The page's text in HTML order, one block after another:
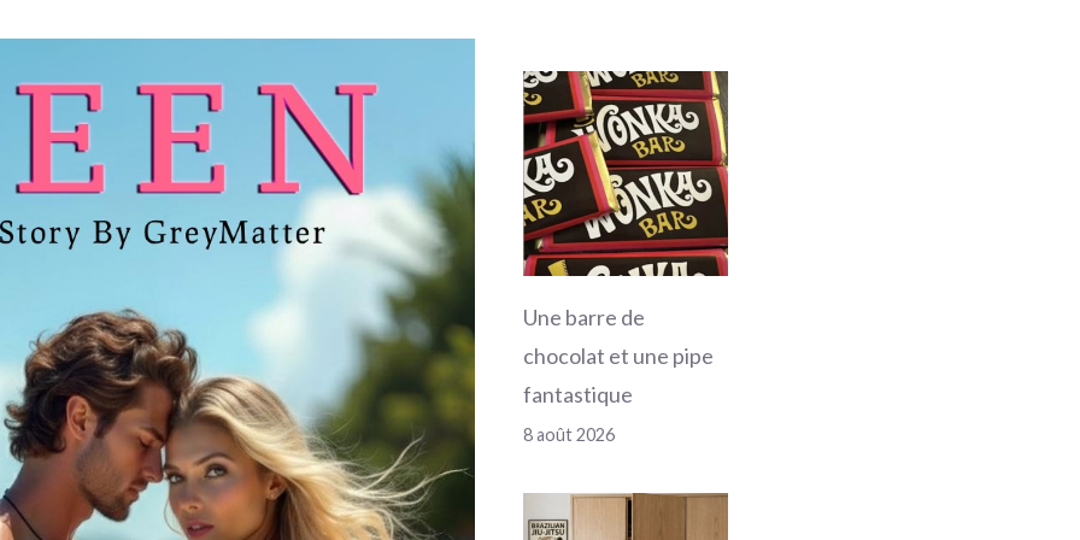
Une barre de
chocolat et une pipe
fantastique
8 août 2026